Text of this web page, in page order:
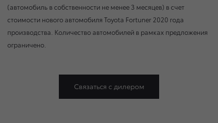
(автомобиль в собственности не менее 3 месяцев) в счет
стоимости нового автомобиля Toyota Fortuner 2020 года
производства. Количество автомобилей в рамках предложения
ограничено.
Связаться с дилером